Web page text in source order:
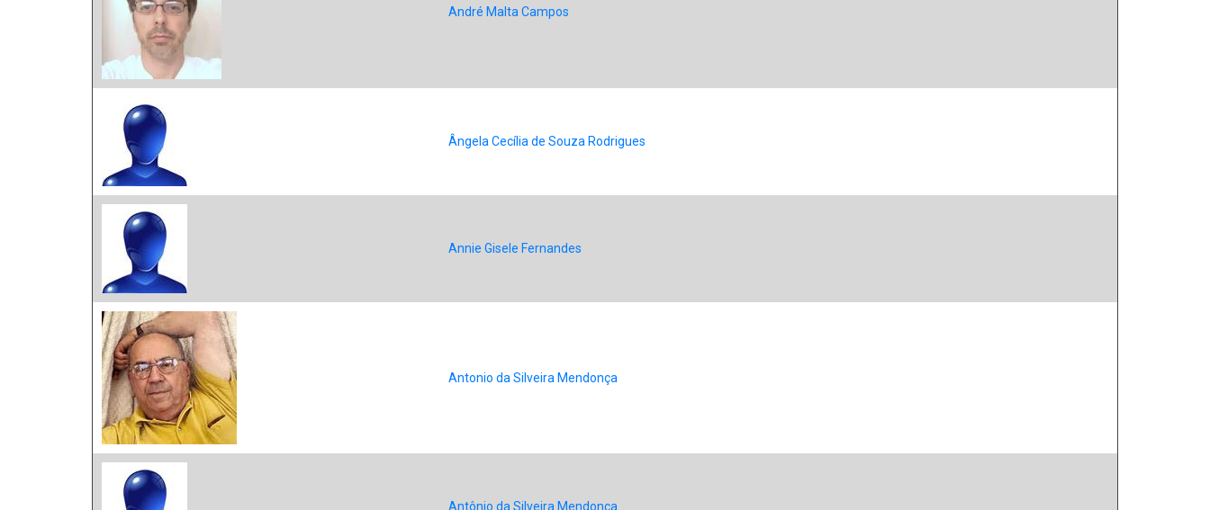
André Malta Campos
Ângela Cecília de Souza Rodrigues
Annie Gisele Fernandes
Antonio da Silveira Mendonça
Antônio da Silveira Mendonça